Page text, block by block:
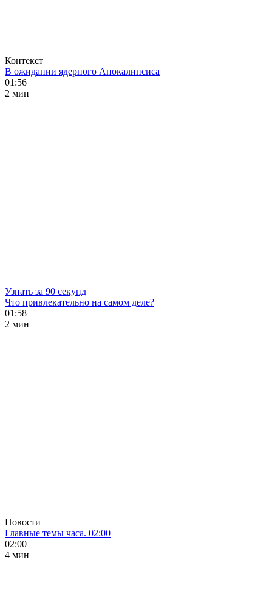
Контекст
В ожидании ядерного Апокалипсиса
01:56
2 мин
Узнать за 90 секунд
Что привлекательно на самом деле?
01:58
2 мин
Новости
Главные темы часа. 02:00
02:00
4 мин